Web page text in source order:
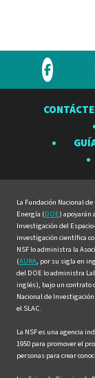
Visite
La Fundación Nacional
Energía (DOE) apoyarán
Investigación del
investigación científica
NSF lo administra la
(AURA, por su sigla en
del DOE lo administra
inglés), bajo un contrato
Nacional de
el SLAC.
La NSF es una agencia
1950 para promover el
personas para crear